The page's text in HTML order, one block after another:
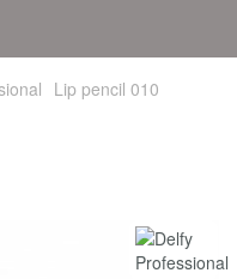
Lip pencil 010